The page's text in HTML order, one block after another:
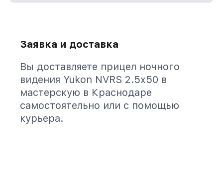
Заявка и доставка
Вы доставляете прицел ночного
видения Yukon NVRS 2.5x50 в
мастерскую в Краснодаре
самостоятельно или с помощью
курьера.